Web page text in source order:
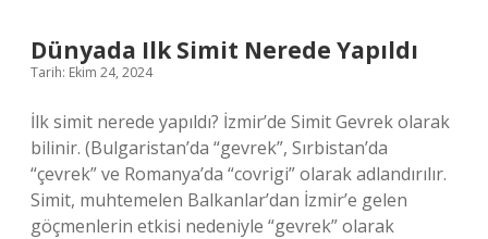
Dünyada Ilk Simit Nerede Yapıldı
Tarih: Ekim 24, 2024
İlk simit nerede yapıldı? İzmir’de Simit Gevrek olarak
bilinir. (Bulgaristan’da “gevrek”, Sırbistan’da
“çevrek” ve Romanya’da “covrigi” olarak adlandırılır.
Simit, muhtemelen Balkanlar’dan İzmir’e gelen
göçmenlerin etkisi nedeniyle “gevrek” olarak